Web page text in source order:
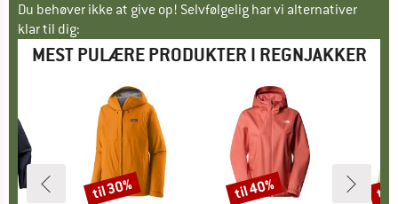
Du behøver ikke at give op! Selvfølgelig har vi alternativer
klar til dig:
MEST PULÆRE PRODUKTER I REGNJAKKER
Rabat
til 30% Rabat
til 40% til